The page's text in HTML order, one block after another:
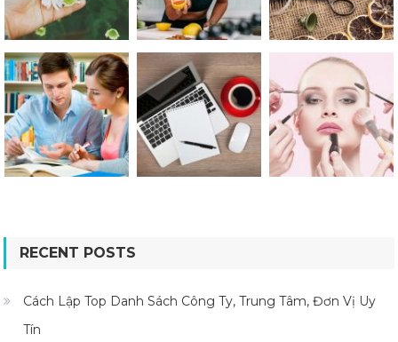
RECENT POSTS
Cách Lập Top Danh Sách Công Ty, Trung Tâm, Đơn Vị Uy
Tín